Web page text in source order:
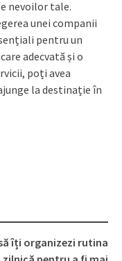
nevoilor tale.
unei companii
pentru un
adecvată și o
poți avea
la destinație în
îți organizezi rutina